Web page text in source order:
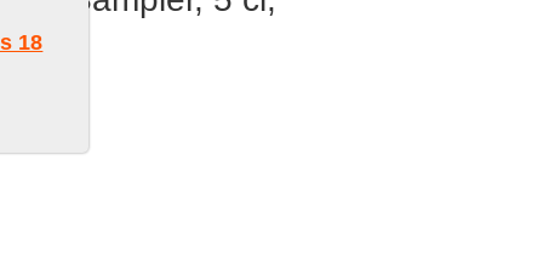
18